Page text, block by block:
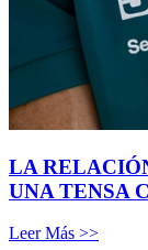
LA
UNA TENSA
Leer Más >>